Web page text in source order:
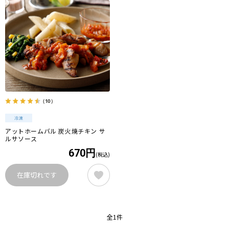
（10）
アットホームバル 炭火焼チキン サ
ルサソース
670円 (税込)
在庫切れです
全1件